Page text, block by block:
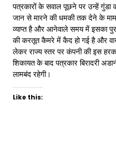
पत्रकारों के सवाल पूछने पर उन्हें गुंडा
जान से मारने की धमकी तक देने के
व्याप्त है और आनेवाले समय में इसका
की करतूत कैमरे में कैद हो गई है और
लेकर राज्य स्तर पर कंपनी की इस
शिकायत के बाद पत्रकार बिरादरी
लामबंद रहेगी।
Like this: